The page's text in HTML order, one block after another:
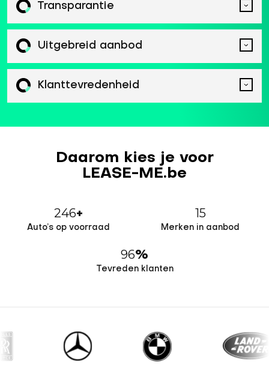
Transparantie
Uitgebreid aanbod
Klanttevredenheid
Daarom kies je voor
LEASE-ME.be
246+
Auto’s op voorraad
15
Merken in aanbod
96%
Tevreden klanten